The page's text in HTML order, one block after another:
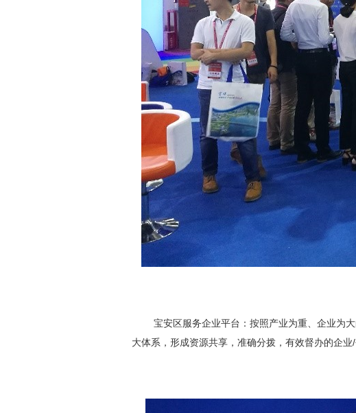
宝安区服务企业平台：按照产业为重、企业为大
大体系，形成资源共享，准确分拨，有效督办的企